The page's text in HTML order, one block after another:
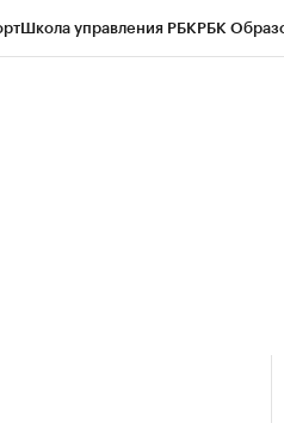
Школа управления РБКРБК